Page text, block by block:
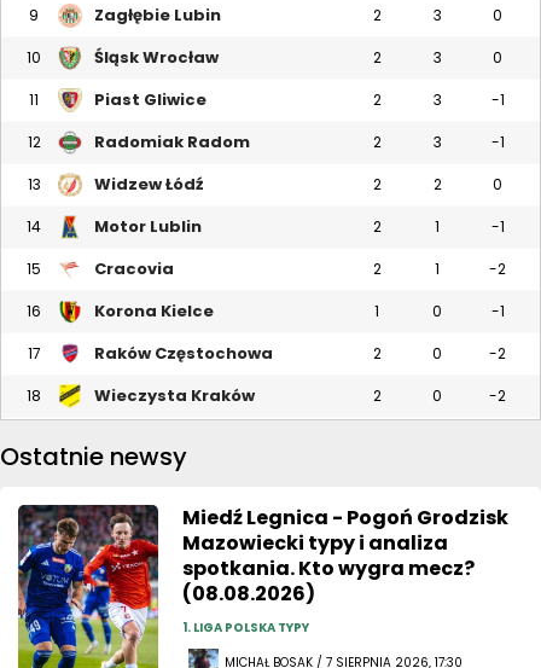
9 Zagłębie Lubin 2 3 0
10 Śląsk Wrocław 2 3 0
11 Piast Gliwice 2 3 -1
12 Radomiak Radom 2 3 -1
13 Widzew Łódź 2 2 0
14 Motor Lublin 2 1 -1
15 Cracovia 2 1 -2
16 Korona Kielce 1 0 -1
17 Raków Częstochowa 2 0 -2
18 Wieczysta Kraków 2 0 -2
Ostatnie newsy
Miedź Legnica - Pogoń Grodzisk
Mazowiecki typy i analiza
spotkania. Kto wygra mecz?
(08.08.2026)
1. LIGA POLSKA TYPY
MICHAŁ BOSAK / 7 SIERPNIA 2026, 17:30